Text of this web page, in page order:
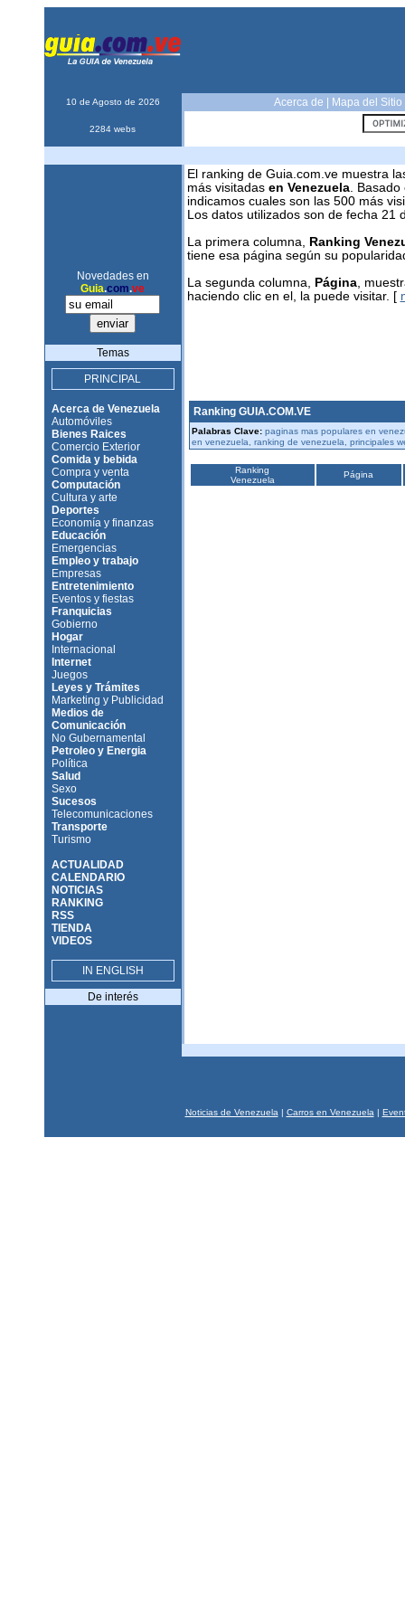
10 de Agosto de 2026 Acerca de Mapa del Sitio
2284 webs
Novedades en
Guia.com.ve
Temas
PRINCIPAL
Acerca de Venezuela
Automóviles
Bienes Raices
Comercio Exterior
Comida y bebida
Compra y venta
Computación
Cultura y arte
Deportes
Economía y finanzas
Educación
Emergencias
Empleo y trabajo
Empresas
Entretenimiento
Eventos y fiestas
Franquicias
Gobierno
Hogar
Internacional
Internet
Juegos
Leyes y Trámites
Marketing y Publicidad
Medios de
Comunicación
No Gubernamental
Petroleo y Energia
Política
Salud
Sexo
Sucesos
Telecomunicaciones
Transporte
Turismo
ACTUALIDAD
CALENDARIO
NOTICIAS
RANKING
RSS
TIENDA
VIDEOS
IN ENGLISH
De interés
El ranking de Guia.com.ve muestra
más visitadas en Venezuela. Basado
indicamos cuales son las 500 más
Los datos utilizados son de fecha 21
La primera columna, Ranking
tiene esa página según su
La segunda columna, Página,
haciendo clic en el, la puede visitar. [
Ranking GUIA.COM.VE
Palabras Clave: paginas mas populares en
en venezuela, ranking de venezuela, principales
Ranking
Venezuela
Página
Noticias de Venezuela | Carros en Venezuela |